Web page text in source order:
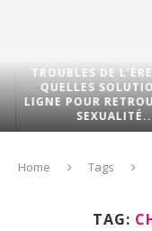
TROUBLES DE
QUELLES
LIGNE POUR
SEXUALITÉ...
Home Tags
TAG: